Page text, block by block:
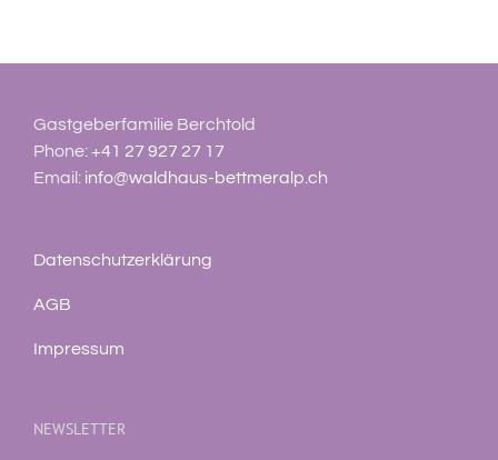
Gastgeberfamilie Berchtold
Phone:+41 27 927 27 17
Email: info@waldhaus-bettmeralp.ch
Datenschutzerklärung
AGB
Impressum
NEWSLETTER